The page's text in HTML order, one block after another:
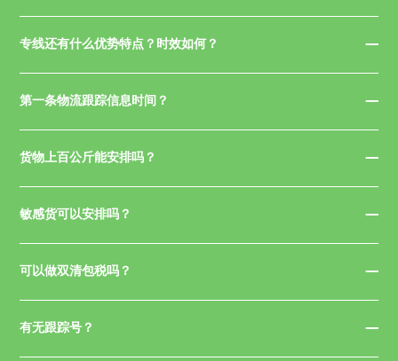
专线还有什么优势特点？时效如何？
第一条物流跟踪信息时间？
货物上百公斤能安排吗？
敏感货可以安排吗？
可以做双清包税吗？
有无跟踪号？